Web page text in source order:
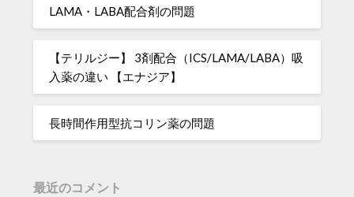
LAMA・LABA配合剤の問題
【テリルジー】 3剤配合（ICS/LAMA/LABA）吸
入薬の違い 【エナジア】
長時間作用型抗コリン薬の問題
最近のコメント